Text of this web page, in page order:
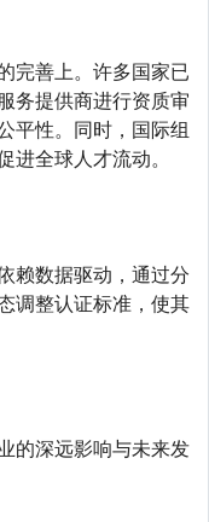
完善上。许多国家已
务提供商进行资质审
平性。同时，国际组
全球人才流动。
赖数据驱动，通过分
调整认证标准，使其
的深远影响与未来发